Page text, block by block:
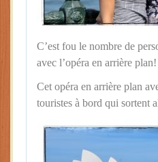
C’est fou le nombre de
avec l’opéra en arrière plan!
Cet opéra en arrière plan
touristes à bord qui sortent